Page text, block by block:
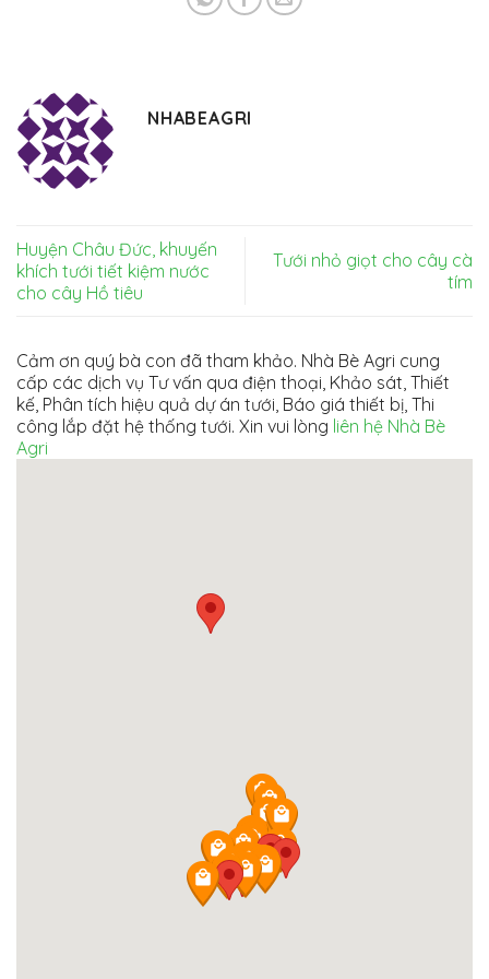
NHABEAGRI
Huyện Châu Đức, khuyến
khích tưới tiết kiệm nước
cho cây Hồ tiêu
Tưới nhỏ giọt cho cây cà
tím
Cảm ơn quý bà con đã tham khảo. Nhà Bè Agri cung
cấp các dịch vụ Tư vấn qua điện thoại, Khảo sát, Thiết
kế, Phân tích hiệu quả dự án tưới, Báo giá thiết bị, Thi
công lắp đặt hệ thống tưới. Xin vui lòng liên hệ Nhà Bè
Agri